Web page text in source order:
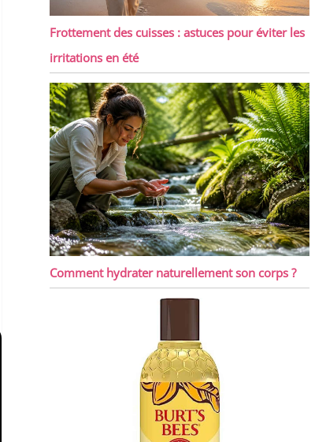
Frottement des cuisses : astuces pour éviter les
irritations en été
Comment hydrater naturellement son corps ?